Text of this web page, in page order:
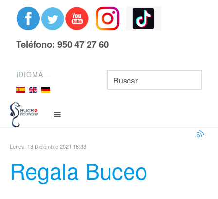
Teléfono: 950 47 27 60
IDIOMA
Lunes, 13 Diciembre 2021 18:33
Regala Buceo